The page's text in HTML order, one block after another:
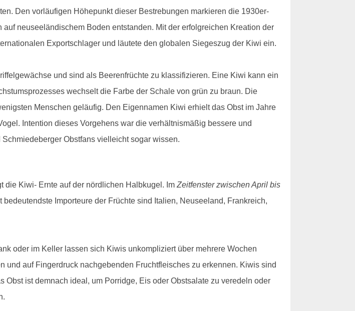
Den vorläufigen Höhepunkt dieser Bestrebungen markieren die 1930er-
neuseeländischem Boden entstanden. Mit der erfolgreichen Kreation der
Exportschlager und läutete den globalen Siegeszug der Kiwi ein.
und sind als Beerenfrüchte zu klassifizieren. Eine Kiwi kann ein
wechselt die Farbe der Schale von grün zu braun. Die
Menschen geläufig. Den Eigennamen Kiwi erhielt das Obst im Jahre
Intention dieses Vorgehens war die verhältnismäßig bessere und
Obstfans vielleicht sogar wissen.
die Kiwi- Ernte auf der nördlichen Halbkugel. Im Zeitfenster zwischen April bis
Importeure der Früchte sind Italien, Neuseeland, Frankreich,
oder im Keller lassen sich Kiwis unkompliziert über mehrere Wochen
auf Fingerdruck nachgebenden Fruchtfleisches zu erkennen. Kiwis sind
ist demnach ideal, um Porridge, Eis oder Obstsalate zu veredeln oder